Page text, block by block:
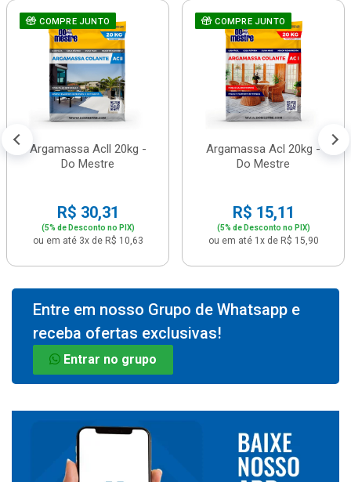
COMPRE JUNTO
Argamassa Acll 20kg -
Do Mestre
R$ 30,31
(5% de Desconto no PIX)
ou em até 3x de R$ 10,63
COMPRE JUNTO
Argamassa Acl 20kg -
Do Mestre
R$ 15,11
(5% de Desconto no PIX)
ou em até 1x de R$ 15,90
Entre em nosso Grupo de Whatsapp e
receba ofertas exclusivas!
Entrar no grupo